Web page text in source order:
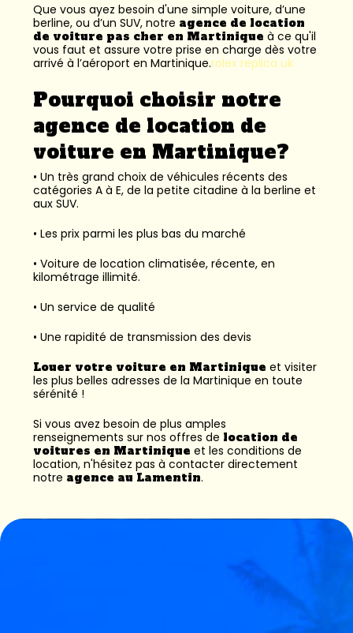
Que vous ayez besoin d'une simple voiture, d’une
berline, ou d’un SUV, notre agence de location
de voiture pas cher en Martinique à ce qu'il
vous faut et assure votre prise en charge dès votre
arrivé à l’aéroport en Martinique.rolex replica uk
Pourquoi choisir notre
agence de location de
voiture en Martinique?
• Un très grand choix de véhicules récents des
catégories A à E, de la petite citadine à la berline et
aux SUV.
• Les prix parmi les plus bas du marché
• Voiture de location climatisée, récente, en
kilométrage illimité.
• Un service de qualité
• Une rapidité de transmission des devis
Louer votre voiture en Martinique et visiter
les plus belles adresses de la Martinique en toute
sérénité !
Si vous avez besoin de plus amples
renseignements sur nos offres de location de
voitures en Martinique et les conditions de
location, n'hésitez pas à contacter directement
notre agence au Lamentin.